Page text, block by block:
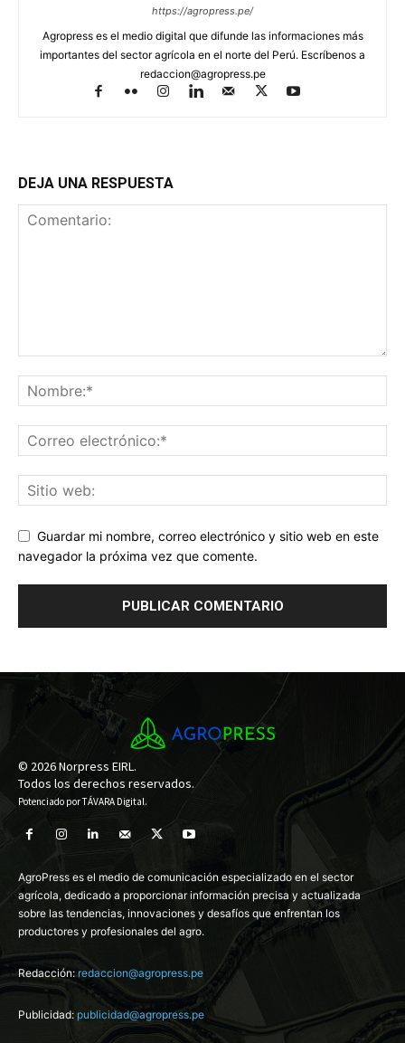
https://agropress.pe/
Agropress es el medio digital que difunde las informaciones más
importantes del sector agrícola en el norte del Perú. Escríbenos a
redaccion@agropress.pe
DEJA UNA RESPUESTA
Guardar mi nombre, correo electrónico y sitio web en este
navegador la próxima vez que comente.
© 2026 Norpress EIRL.
Todos los derechos reservados.
Potenciado porTÁVARA Digital.
AgroPress es el medio de comunicación especializado en el sector
agrícola, dedicado a proporcionar información precisa y actualizada
sobre las tendencias, innovaciones y desafíos que enfrentan los
productores y profesionales del agro.
Redacción:redaccion@agropress.pe
Publicidad: publicidad@agropress.pe